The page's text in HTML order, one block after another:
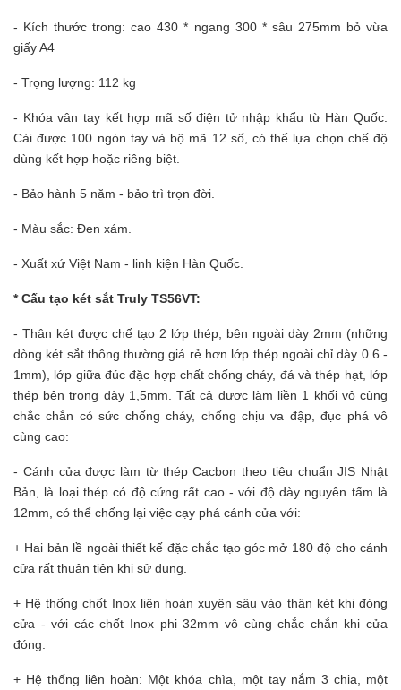
- Kích thước trong: cao 430 * ngang 300 * sâu 275mm bỏ vừa
giấy A4
- Trọng lượng: 112 kg
- Khóa vân tay kết hợp mã số điện tử nhập khẩu từ Hàn Quốc.
Cài được 100 ngón tay và bộ mã 12 số, có thể lựa chọn chế độ
dùng kết hợp hoặc riêng biệt.
- Bảo hành 5 năm - bảo trì trọn đời.
- Màu sắc: Đen xám.
- Xuất xứ Việt Nam - linh kiện Hàn Quốc.
* Cấu tạo két sắt Truly TS56VT:
- Thân két được chế tạo 2 lớp thép, bên ngoài dày 2mm (những
dòng két sắt thông thường giá rẻ hơn lớp thép ngoài chỉ dày 0.6 -
1mm), lớp giữa đúc đặc hợp chất chống cháy, đá và thép hạt, lớp
thép bên trong dày 1,5mm. Tất cả được làm liền 1 khối vô cùng
chắc chắn có sức chống cháy, chống chịu va đập, đục phá vô
cùng cao:
- Cánh cửa được làm từ thép Cacbon theo tiêu chuẩn JIS Nhật
Bản, là loại thép có độ cứng rất cao - với độ dày nguyên tấm là
12mm, có thể chống lại việc cạy phá cánh cửa với:
+ Hai bản lề ngoài thiết kế đặc chắc tạo góc mở 180 độ cho cánh
cửa rất thuận tiện khi sử dụng.
+ Hệ thống chốt Inox liên hoàn xuyên sâu vào thân két khi đóng
cửa - với các chốt Inox phi 32mm vô cùng chắc chắn khi cửa
đóng.
+ Hệ thống liên hoàn: Một khóa chìa, một tay nắm 3 chia, một